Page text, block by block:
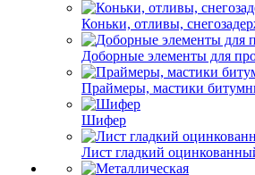
Коньки, отливы,
Доборные элементы для
Праймеры, мастики
Шифер
Лист гладкий